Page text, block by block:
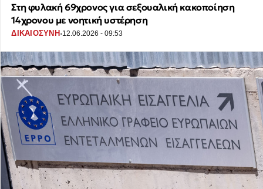
Στη φυλακή 69χρονος για σεξουαλική κακοποίηση
14χρονου με νοητική υστέρηση
ΔΙΚΑΙΟΣΥΝΗ ·12.06.2026 - 09:53